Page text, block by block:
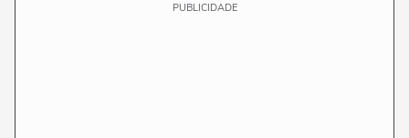
PUBLICIDADE